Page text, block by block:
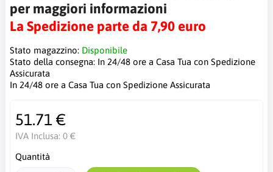
per maggiori informazioni
La Spedizione parte da 7,90 euro
Stato magazzino: Disponibile
Stato della consegna: In 24/48 ore a Casa Tua con Spedizione
Assicurata
In 24/48 ore a Casa Tua con Spedizione Assicurata
51.71 €
IVA Inclusa: 0 €
Quantità